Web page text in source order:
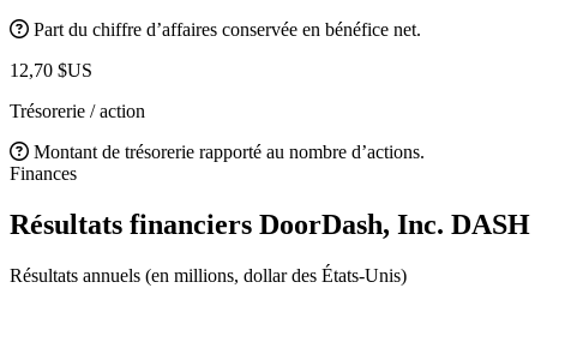
Part du chiffre d’affaires conservée en bénéfice net.
12,70 $US
Trésorerie / action
Montant de trésorerie rapporté au nombre d’actions.
Finances
Résultats financiers DoorDash, Inc. DASH
Résultats annuels (en millions, dollar des États-Unis)